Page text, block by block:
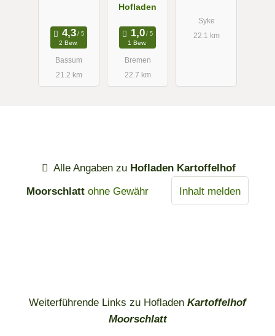
2 Bew.
Bassum
21.2 km
Hofladen
1 Bew.
Bremen
22.7 km
Syke
22.1 km
Alle Angaben zu Hofladen Kartoffelhof
Moorschlatt ohne Gewähr Inhalt melden
Weiterführende Links zu Hofladen Kartoffelhof
Moorschlatt